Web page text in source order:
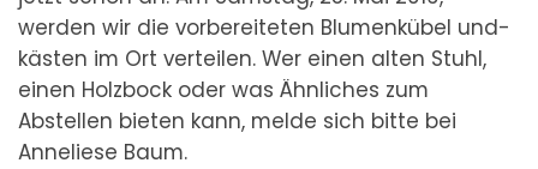
werden wir die vorbereiteten Blumenkübel und-
kästen im Ort verteilen. Wer einen alten Stuhl,
einen Holzbock oder was Ähnliches zum
Abstellen bieten kann, melde sich bitte bei
Anneliese Baum.